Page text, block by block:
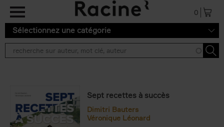
Aller au contenu principal
0
Sélectionnez une catégorie
Sept recettes à succès
Dimitri Bauters
Véronique Léonard